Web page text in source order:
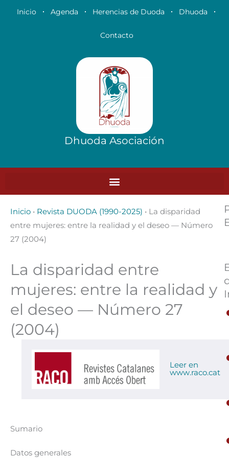
Inicio Agenda Herencias de Duoda Dhuoda
Contacto
Dhuoda Asociación
Inicio • Revista DUODA (1990-2025) • La disparidad
entre mujeres: entre la realidad y el deseo — Número
27 (2004)
La disparidad entre
mujeres: entre la realidad y
el deseo — Número 27
(2004)
Leer en
www.raco.cat
Sumario
Datos generales